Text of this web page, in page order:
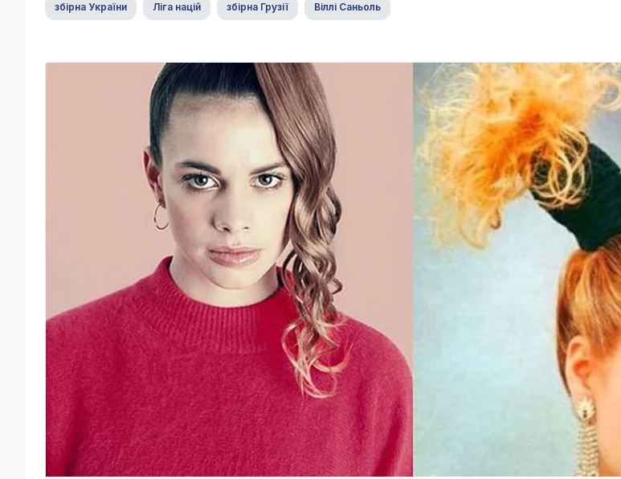
збірна України Ліга націй збірна Грузії Віллі Саньоль